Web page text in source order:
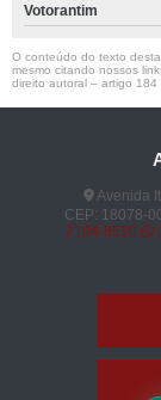
Votorantim
O conteúdo do texto
mesmo citando nossos
direito autoral – artigo
Avenida
CEP: 18078-
2104-8520